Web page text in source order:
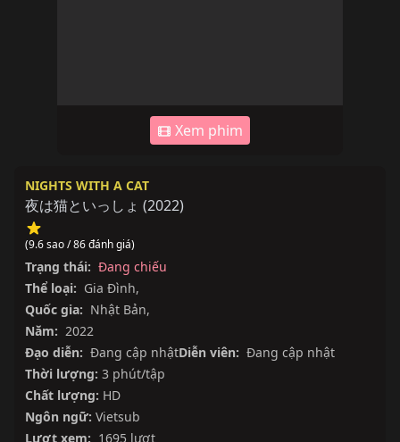
Xem phim
NIGHTS WITH A CAT
夜は猫といっしょ (2022)
(9.6 sao / 86 đánh giá)
Trạng thái: Đang chiếu
Thể loại: Gia Đình,
Quốc gia: Nhật Bản,
Năm: 2022
Đạo diễn: Đang cập nhậtDiễn viên: Đang cập nhật
Thời lượng: 3 phút/tập
Chất lượng: HD
Ngôn ngữ: Vietsub
Lượt xem: 1695 lượt